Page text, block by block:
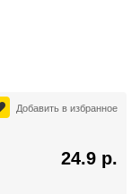
Добавить в избранное
24.9 р.